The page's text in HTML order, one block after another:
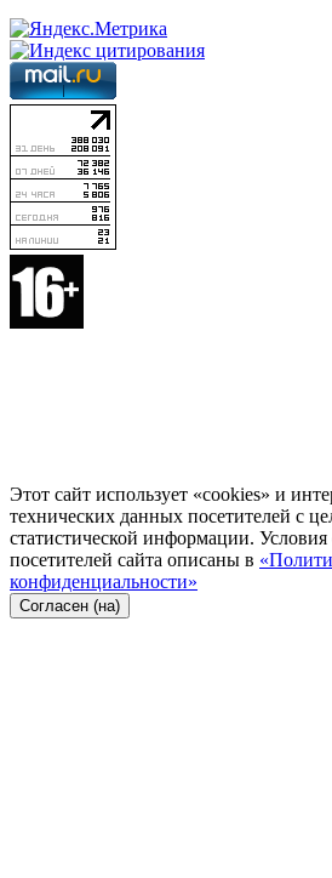
Этот сайт использует «cookies» и
технических данных посетителей с
статистической информации.
посетителей сайта описаны в
конфиденциальности»
Согласен (на)